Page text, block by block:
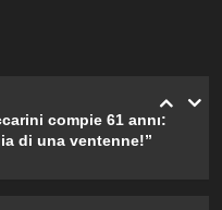
compie 61 anni:
di una ventenne!”